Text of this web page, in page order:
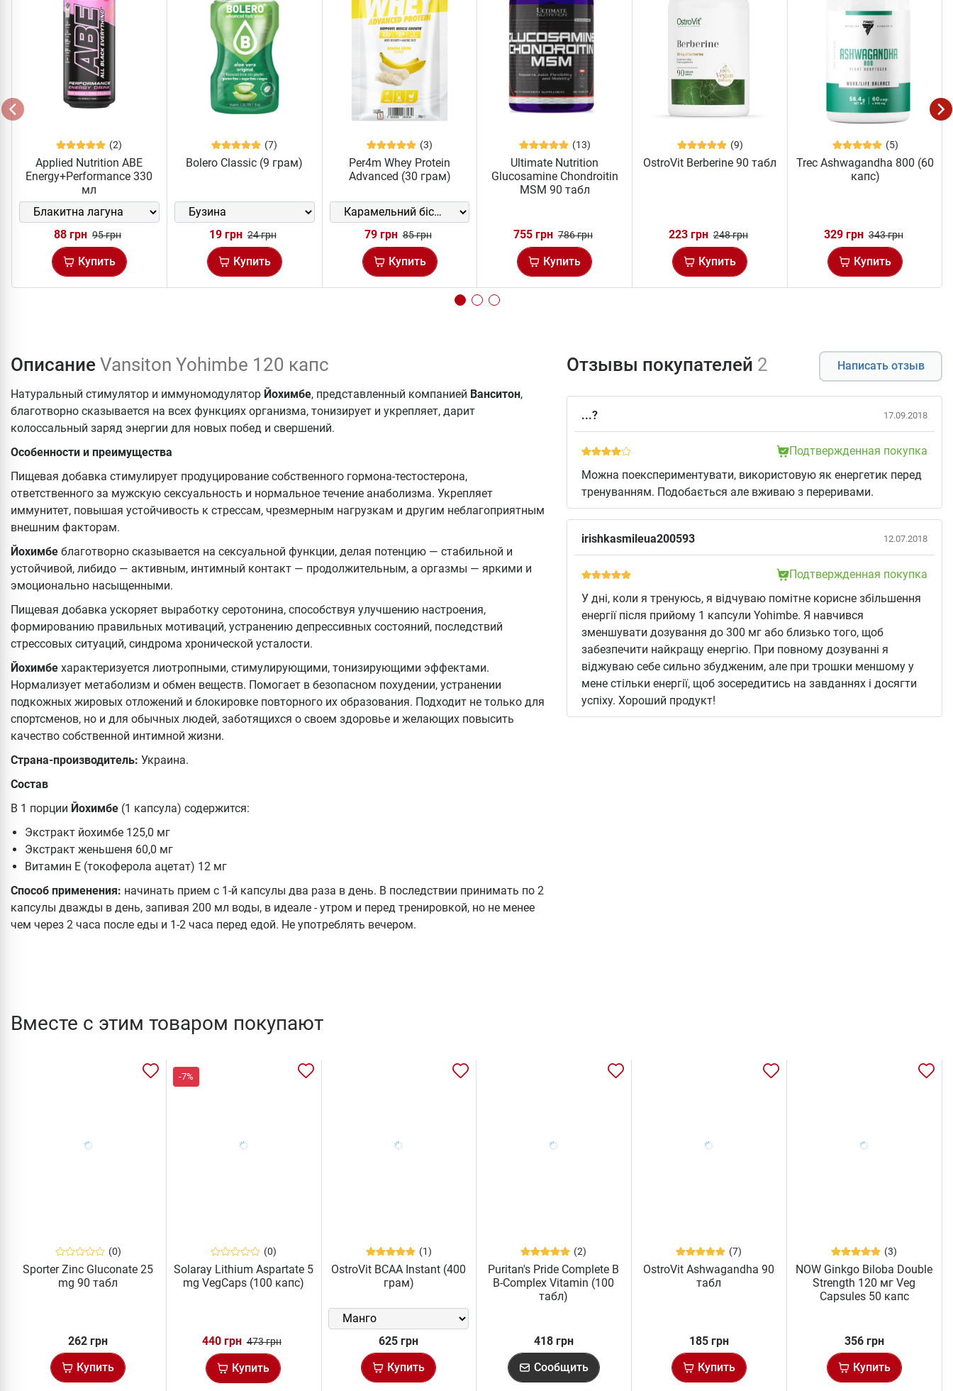
(2)
Applied Nutrition ABE
Energy+Performance 330
мл
88 грн 95 грн
Купить
(7)
Bolero Classic (9 грам)
19 грн 24 грн
Купить
(3)
Per4m Whey Protein
Advanced (30 грам)
79 грн 85 грн
Купить
(13)
Ultimate Nutrition
Glucosamine Chondroitin
MSM 90 табл
755 грн 786 грн
Купить
(9)
OstroVit Berberine 90 табл
223 грн 248 грн
Купить
(5)
Trec Ashwagandha 800 (60
капс)
329 грн 343 грн
Купить
Описание Vansiton Yohimbe 120 капс
Натуральный стимулятор и иммуномодулятор Йохимбе, представленный компанией Ванситон,
благотворно сказывается на всех функциях организма, тонизирует и укрепляет, дарит
колоссальный заряд энергии для новых побед и свершений.
Особенности и преимущества
Пищевая добавка стимулирует продуцирование собственного гормона-тестостерона,
ответственного за мужскую сексуальность и нормальное течение анаболизма. Укрепляет
иммунитет, повышая устойчивость к стрессам, чрезмерным нагрузкам и другим неблагоприятным
внешним факторам.
Йохимбе благотворно сказывается на сексуальной функции, делая потенцию — стабильной и
устойчивой, либидо — активным, интимный контакт — продолжительным, а оргазмы — яркими и
эмоционально насыщенными.
Пищевая добавка ускоряет выработку серотонина, способствуя улучшению настроения,
формированию правильных мотиваций, устранению депрессивных состояний, последствий
стрессовых ситуаций, синдрома хронической усталости.
Йохимбе характеризуется лиотропными, стимулирующими, тонизирующими эффектами.
Нормализует метаболизм и обмен веществ. Помогает в безопасном похудении, устранении
подкожных жировых отложений и блокировке повторного их образования. Подходит не только для
спортсменов, но и для обычных людей, заботящихся о своем здоровье и желающих повысить
качество собственной интимной жизни.
Страна-производитель: Украина.
Состав
В 1 порции Йохимбе (1 капсула) содержится:
Экстракт йохимбе 125,0 мг
Экстракт женьшеня 60,0 мг
Витамин Е (токоферола ацетат) 12 мг
Способ применения: начинать прием с 1-й капсулы два раза в день. В последствии принимать по 2
капсулы дважды в день, запивая 200 мл воды, в идеале - утром и перед тренировкой, но не менее
чем через 2 часа после еды и 1-2 часа перед едой. Не употреблять вечером.
Отзывы покупателей 2 Написать отзыв
...? 17.09.2018
Подтвержденная покупка
Можна поекспериментувати, використовую як енергетик перед
тренуванням. Подобається але вживаю з переривами.
irishkasmileua200593 12.07.2018
Подтвержденная покупка
У дні, коли я тренуюсь, я відчуваю помітне корисне збільшення
енергії після прийому 1 капсули Yohimbe. Я навчився
зменшувати дозування до 300 мг або близько того, щоб
забезпечити найкращу енергію. При повному дозуванні я
віджуваю себе сильно збудженим, але при трошки меншому у
мене стільки енергії, щоб зосередитись на завданнях і досягти
успіху. Хороший продукт!
Вместе с этим товаром покупают
(0)
Sporter Zinc Gluconate 25
mg 90 табл
262 грн
Купить
-7%
(0)
Solaray Lithium Aspartate 5
mg VegCaps (100 капс)
440 грн 473 грн
Купить
(1)
OstroVit BCAA Instant (400
грам)
625 грн
Купить
(2)
Puritan's Pride Complete B
B-Complex Vitamin (100
табл)
418 грн
Сообщить
(7)
OstroVit Ashwagandha 90
табл
185 грн
Купить
(3)
NOW Ginkgo Biloba Double
Strength 120 мг Veg
Capsules 50 капс
356 грн
Купить